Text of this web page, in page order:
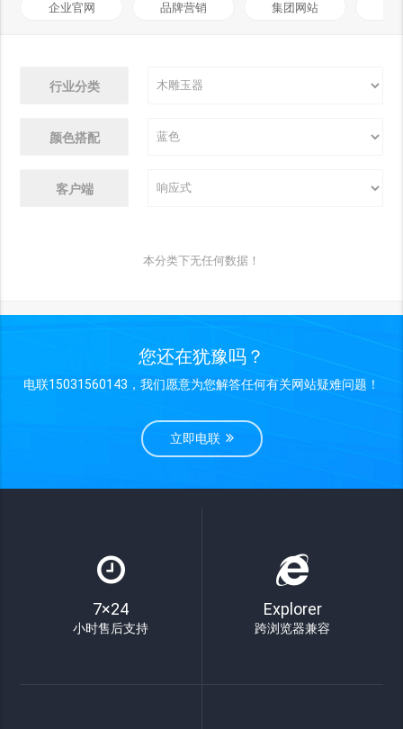
企业官网 品牌营销 集团网站
行业分类
颜色搭配
客户端
本分类下无任何数据！
您还在犹豫吗？
电联15031560143，我们愿意为您解答任何有关网站疑难问题！
立即电联
7×24
小时售后支持
Explorer
跨浏览器兼容